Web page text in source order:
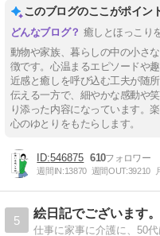
このブログのここがポイン
癒しとほっこり
動物や家族、暮らしの中の小さ
徴です。心温まるエピソードや
近感と癒しを呼び込む工夫が随
伝える一方で、細やかな感動や
り添った内容になっています。
心のゆとりをもたらします。
546875 610
週間IN:13870 週間OUT:39210
5
絵日記でございます。